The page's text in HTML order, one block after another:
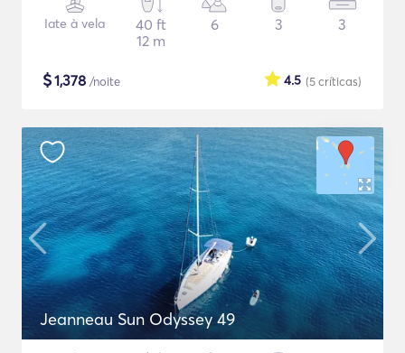
Iate à vela
40 ft
12 m
6 3 3
$1,378 /noite (5críticas)
4.5
Jeanneau Sun Odyssey 49